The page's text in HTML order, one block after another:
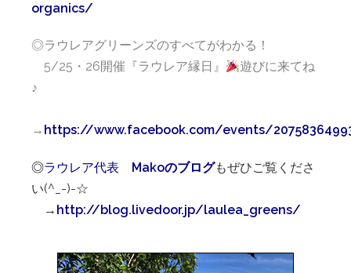
organics/
◎ラウレアグリーンズのすべてがわかる！
5/25・26開催『ラウレア縁日』
遊びに来てね
♪
→ https://www.facebook.com/events/
◎ラウレア代表 Makoのブログもぜひご覧くださ
い(^_-)-☆
→ http://blog.livedoor.jp/laulea_greens/